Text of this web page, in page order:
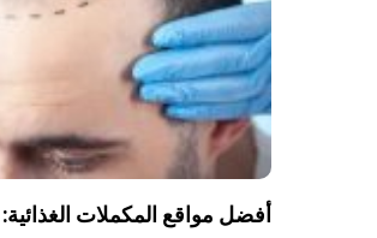
أفضل مواقع المكملات